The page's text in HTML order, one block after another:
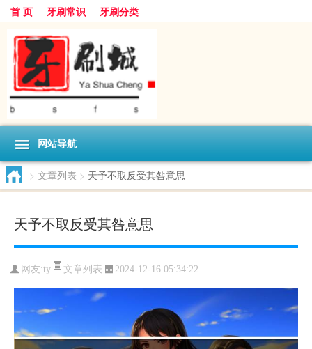
首 页 牙刷常识 牙刷分类
网站导航
> 文章列表 > 天予不取反受其咎意思
天予不取反受其咎意思
网友:ty 文章列表 2024-12-16 05:34:22